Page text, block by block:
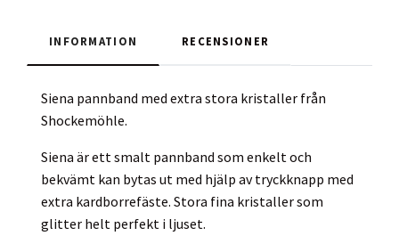
INFORMATION RECENSIONER
Siena pannband med extra stora kristaller från
Shockemöhle.
Siena är ett smalt pannband som enkelt och
bekvämt kan bytas ut med hjälp av tryckknapp med
extra kardborrefäste. Stora fina kristaller som
glitter helt perfekt i ljuset.